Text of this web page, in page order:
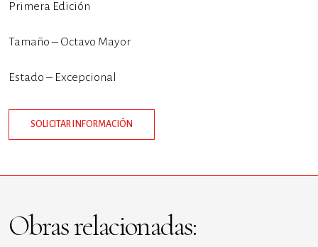
Primera Edición
Tamaño – Octavo Mayor
Estado – Excepcional
SOLICITAR INFORMACIÓN
Obras relacionadas: